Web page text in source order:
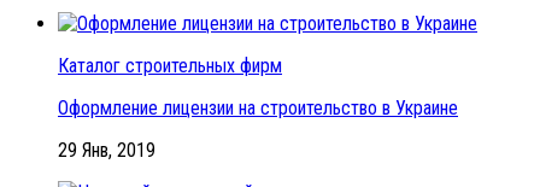
Каталог строительных фирм
Оформление лицензии на строительство в Украине
29 Янв, 2019